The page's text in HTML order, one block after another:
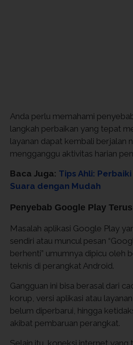
Anda perlu memahami
langkah perbaikan yang tepat
layanan dapat kembali berjalan
mengganggu aktivitas harian
Baca Juga: Tips Ahli:
Suara dengan Mudah
Penyebab Google Play
Masalah aplikasi Google Play
sendiri atau muncul pesan
berhenti” umumnya dipicu oleh
teknis di perangkat Android.
Gangguan ini bisa berasal dari
korup, versi aplikasi atau
belum diperbarui, hingga
akibat pembaruan perangkat.
Selain itu, koneksi internet yang